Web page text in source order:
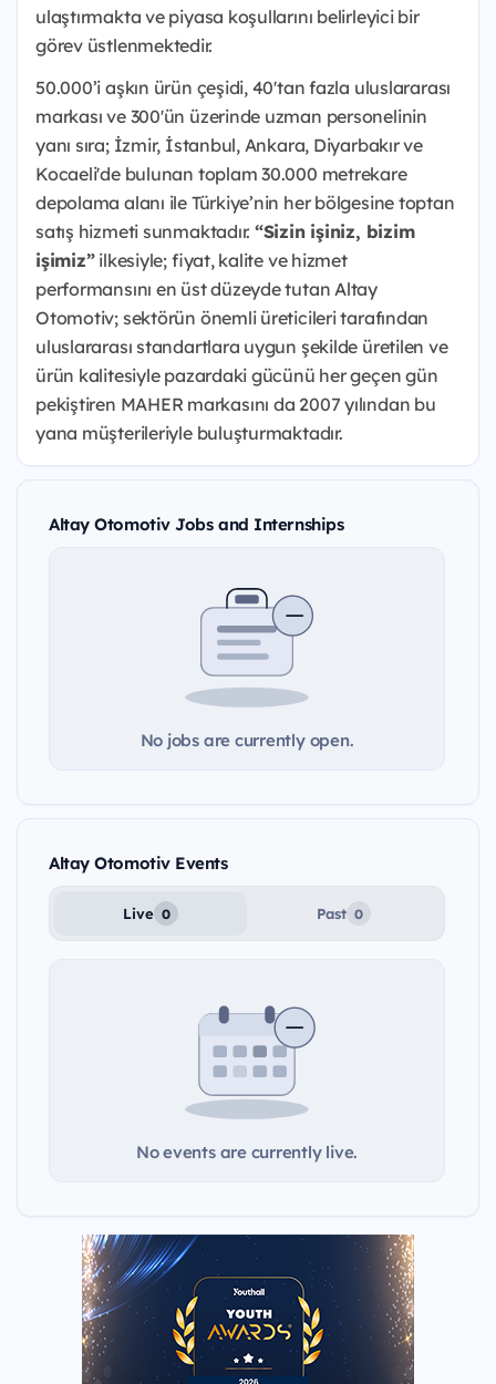
ulaştırmakta ve piyasa koşullarını belirleyici bir
görev üstlenmektedir.
50.000’i aşkın ürün çeşidi, 40'tan fazla uluslararası
markası ve 300'ün üzerinde uzman personelinin
yanı sıra; İzmir, İstanbul, Ankara, Diyarbakır ve
Kocaeli'de bulunan toplam 30.000 metrekare
depolama alanı ile Türkiye’nin her bölgesine toptan
satış hizmeti sunmaktadır. “Sizin işiniz, bizim
işimiz”ilkesiyle; fiyat, kalite ve hizmet
performansını en üst düzeyde tutan Altay
Otomotiv; sektörün önemli üreticileri tarafından
uluslararası standartlara uygun şekilde üretilen ve
ürün kalitesiyle pazardaki gücünü her geçen gün
pekiştiren MAHER markasını da 2007 yılından bu
yana müşterileriyle buluşturmaktadır.
Altay Otomotiv Jobs and Internships
No jobs are currently open.
Altay Otomotiv Events
Live 0 Past 0
No events are currently live.